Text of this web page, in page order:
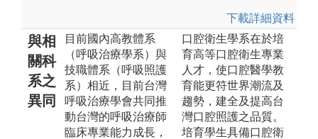
下載詳細資料
與相
關科
系之
異同
目前國內高教體系
（呼吸治療學系）與
技職體系（呼吸照護
系）相近，目前台灣
呼吸治療學會共同推
動台灣的呼吸治療師
臨床專業能力成長，
口腔衛生學系在於培
育高等口腔衛生專業
人才，使口腔醫學教
育能更符世界潮流及
趨勢，建全及提高台
灣口腔照護之品質。
培育學生具備口腔衛